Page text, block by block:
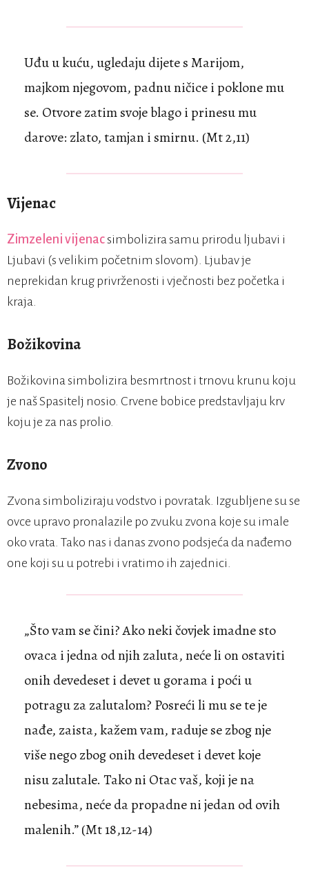
Uđu u kuću, ugledaju dijete s Marijom,
majkom njegovom, padnu ničice i poklone mu
se. Otvore zatim svoje blago i prinesu mu
darove: zlato, tamjan i smirnu. (Mt 2,11)
Vijenac
Zimzeleni vijenacsimbolizira samu prirodu ljubavi i
Ljubavi (s velikim početnim slovom). Ljubav je
neprekidan krug privrženosti i vječnosti bez početka i
kraja.
Božikovina
Božikovina simbolizira besmrtnost i trnovu krunu koju
je naš Spasitelj nosio. Crvene bobice predstavljaju krv
koju je za nas prolio.
Zvono
Zvona simboliziraju vodstvo i povratak. Izgubljene su se
ovce upravo pronalazile po zvuku zvona koje su imale
oko vrata. Tako nas i danas zvono podsjeća da nađemo
one koji su u potrebi i vratimo ih zajednici.
„Što vam se čini? Ako neki čovjek imadne sto
ovaca i jedna od njih zaluta, neće li on ostaviti
onih devedeset i devet u gorama i poći u
potragu za zalutalom? Posreći li mu se te je
nađe, zaista, kažem vam, raduje se zbog nje
više nego zbog onih devedeset i devet koje
nisu zalutale. Tako ni Otac vaš, koji je na
nebesima, neće da propadne ni jedan od ovih
malenih.” (Mt 18,12-14)